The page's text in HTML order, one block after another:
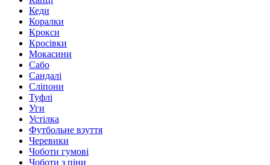
Кеди
Коралки
Крокси
Кросівки
Мокасини
Сабо
Сандалі
Сліпони
Туфлі
Уги
Устілка
Футбольне взуття
Черевики
Чоботи гумові
Чоботи з піни